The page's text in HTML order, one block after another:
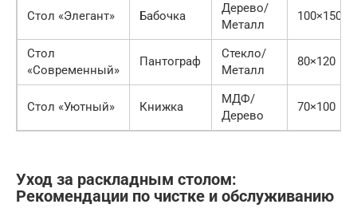
Стол «Элегант» Бабочка
Дерево/
Металл
100×150
Стол
«Современный»
Пантограф
Стекло/
Металл
80×120
Стол «Уютный» Книжка
МДФ/
Дерево
70×100
Уход за раскладным столом:
Рекомендации по чистке и обслуживанию